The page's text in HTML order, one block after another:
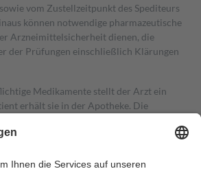
vom Zustellzeitpunkt des Spediteurs
können notwendige pharmazeutische
Arzneimittelsicherheit dienen, die
der Prüfungen einschließlich Klärungen
Medikamente stellt der Arzt ein
erhält sie in der Apotheke. Die
trägt einen Teil davon als Zuzahlung
Zuzahlungen in Höhe von zehn